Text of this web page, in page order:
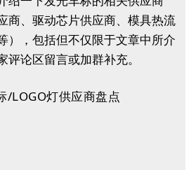
商、驱动芯片供应商、模具热流
），包括但不仅限于文章中所介
评论区留言或加群补充。